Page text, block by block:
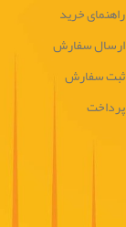
راهنمای خرید
ارسال سفارش
ثبت سفارش
پرداخت